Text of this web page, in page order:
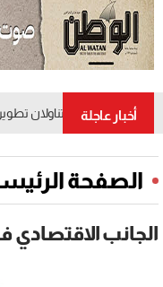
أخبار عاجلة
وأمير قطر يتناولان تطوير
الصفحة
الجانب الاقتصادي